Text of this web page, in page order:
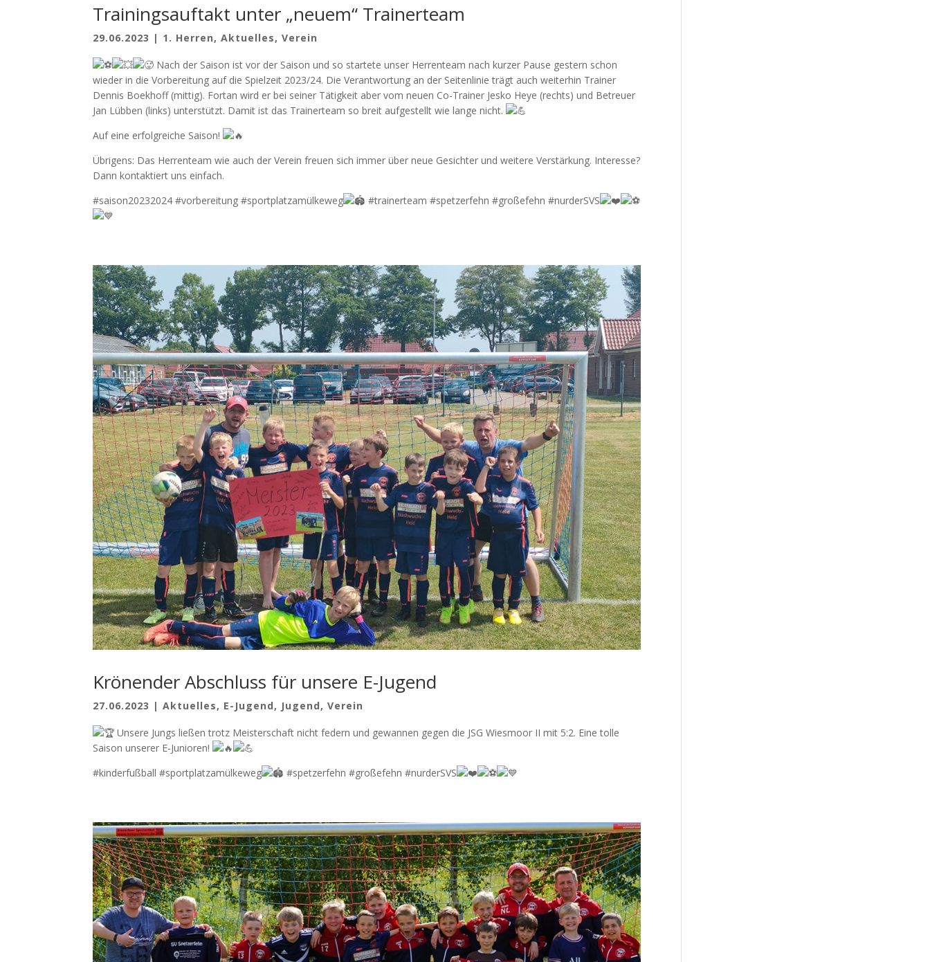
Trainingsauftakt unter „neuem“ Trainerteam
29.06.2023 | 1. Herren,Aktuelles,Verein
Nach der Saison ist vor der Saison und so startete unser Herrenteam nach kurzer Pause gestern schon
wieder in die Vorbereitung auf die Spielzeit 2023/24. Die Verantwortung an der Seitenlinie trägt auch weiterhin Trainer
Dennis Boekhoff (mittig). Fortan wird er bei seiner Tätigkeit aber vom neuen Co-Trainer Jesko Heye (rechts) und Betreuer
Jan Lübben (links) unterstützt. Damit ist das Trainerteam so breit aufgestellt wie lange nicht.
Auf eine erfolgreiche Saison!
Übrigens: Das Herrenteam wie auch der Verein freuen sich immer über neue Gesichter und weitere Verstärkung. Interesse?
Dann kontaktiert uns einfach.
#saison20232024 #vorbereitung #sportplatzamülkeweg
#trainerteam #spetzerfehn #großefehn #nurderSVS
Krönender Abschluss für unsere E-Jugend
27.06.2023 |Aktuelles, E-Jugend, Jugend,Verein
Unsere Jungs ließen trotz Meisterschaft nicht federn und gewannen gegen die JSG Wiesmoor II mit 5:2. Eine tolle
Saison unserer E-Junioren!
#kinderfußball #sportplatzamülkeweg
#spetzerfehn #großefehn #nurderSVS